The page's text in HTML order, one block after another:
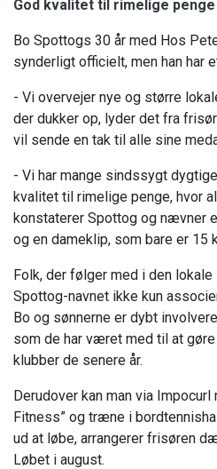
God kvalitet til rimelige penge
Bo Spottogs 30 år med Hos
synderligt officielt, men han har
- Vi overvejer nye og større
der dukker op, lyder det fra
vil sende en tak til alle sine
- Vi har mange sindssygt
kvalitet til rimelige penge, hvor
konstaterer Spottog og nævner
og en dameklip, som bare er 15
Folk, der følger med i den
Spottog-navnet ikke kun
Bo og sønnerne er dybt
som de har været med til at
klubber de senere år.
Derudover kan man via
Fitness” og træne i
ud at løbe, arrangerer frisøren
Løbet i august.